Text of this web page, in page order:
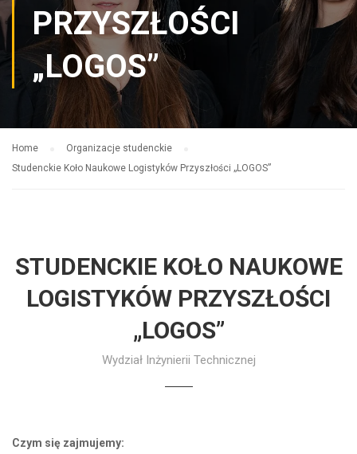
PRZYSZŁOŚCI
„LOGOS”
Home
Organizacje studenckie
Studenckie Koło Naukowe Logistyków Przyszłości „LOGOS”
STUDENCKIE KOŁO NAUKOWE
LOGISTYKÓW PRZYSZŁOŚCI
„LOGOS”
Wydział Inżynierii Technicznej
Czym się zajmujemy: